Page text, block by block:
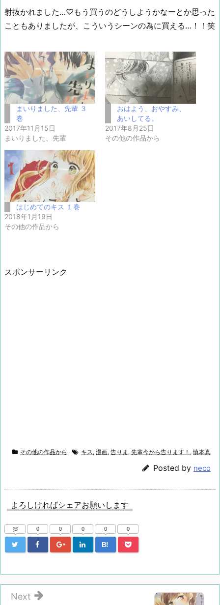
射抜かれました…♡もう買うのどうしようかなーとか思った
こともありましたが、こういうシーンの為に買える…！！笑
まいりました、先輩 ３
巻
2017年11月15日
まいりました、先輩
おはよう、おやすみ、
あいしてる。
2017年8月25日
その他の作品から
はじめてのキス １巻
2018年1月19日
その他の作品から
スポンサーリンク
その他の作品から キス , 漫画, 告りま , 先輩今から告ります！ ,慎本真
Posted by neco
よろしければシェアお願いします
0 0 0
B!
0 0
Next